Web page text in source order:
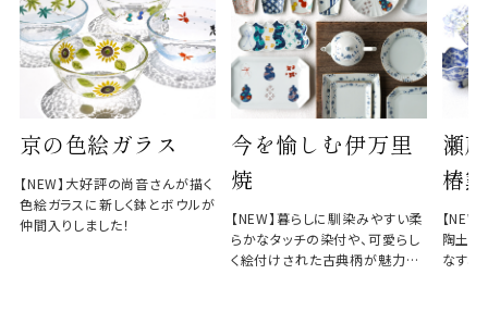
京の色絵ガラス
【NEW】大好評の尚音さんが描く
色絵ガラスに新しく鉢とボウルが
仲間入りしました！
今を愉しむ伊万里
焼
【NEW】暮らしに馴染みやすい柔
らかなタッチの染付や、可愛らし
く絵付けされた古典柄が魅力の
瀬
椿窯
【
陶土と
なす、